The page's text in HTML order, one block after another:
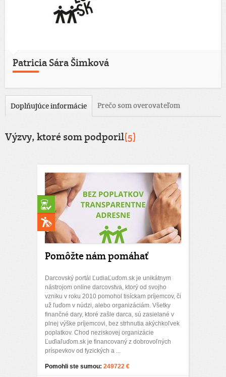
Patricia Sára Šimková
Doplňujúce informácie Prečo som overovateľom
Výzvy, ktoré som podporil(5)
Pomôžte nám pomáhať
Darcovský portál ĽudiaĽuďom.sk je unikátnym
nástrojom online darcovstva, ktorý od svojho
vzniku v roku 2010 pomohol tisíckam príjemcov, či
už ľuďom v núdzi, alebo organizáciám. Všetky
finančné dary, ktoré zašle darca, sú zasielané v
plnej výške príjemcovi, bez strhnutia akýchkoľvek
poplatkov. Chod neziskovej organizácie
Ľuďiaľuďom.sk je financovaný z dobrovoľných
príspevkov od fyzických a ...
Pomohli ste sumou: 249722 €